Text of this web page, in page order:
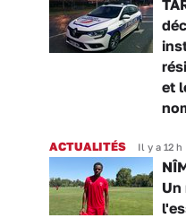
et
ACTUALITÉS Il y a 12 h
Un